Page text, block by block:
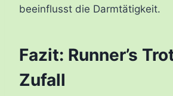
beeinflusst die Darmtätigkeit.
Fazit: Runner’s
Zufall